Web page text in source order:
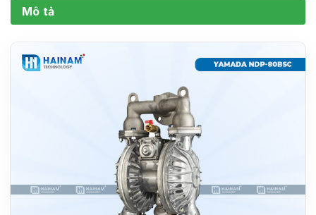
Mô tả